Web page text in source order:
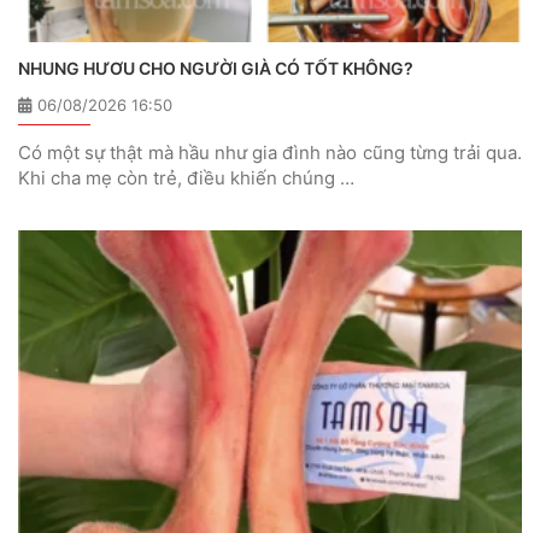
NHUNG HƯƠU CHO NGƯỜI GIÀ CÓ TỐT KHÔNG?
06/08/2026 16:50
Có một sự thật mà hầu như gia đình nào cũng từng trải qua.
Khi cha mẹ còn trẻ, điều khiến chúng …